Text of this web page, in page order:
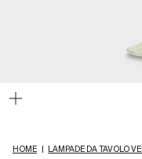
HOME LAMPADE DA TAVOLO